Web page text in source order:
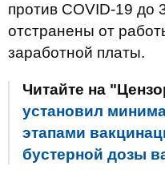
против COVID-19 до
отстранены от
заработной платы.
Читайте на
установил
этапами
бустерной дозы